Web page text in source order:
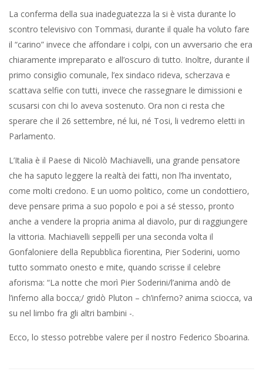
La conferma della sua inadeguatezza la si è vista durante lo
scontro televisivo con Tommasi, durante il quale ha voluto fare
il “carino” invece che affondare i colpi, con un avversario che era
chiaramente impreparato e all’oscuro di tutto. Inoltre, durante il
primo consiglio comunale, l’ex sindaco rideva, scherzava e
scattava selfie con tutti, invece che rassegnare le dimissioni e
scusarsi con chi lo aveva sostenuto. Ora non ci resta che
sperare che il 26 settembre, né lui, né Tosi, li vedremo eletti in
Parlamento.
L’Italia è il Paese di Nicolò Machiavelli, una grande pensatore
che ha saputo leggere la realtà dei fatti, non l’ha inventato,
come molti credono. E un uomo politico, come un condottiero,
deve pensare prima a suo popolo e poi a sé stesso, pronto
anche a vendere la propria anima al diavolo, pur di raggiungere
la vittoria. Machiavelli seppellì per una seconda volta il
Gonfaloniere della Repubblica fiorentina, Pier Soderini, uomo
tutto sommato onesto e mite, quando scrisse il celebre
aforisma: “La notte che morì Pier Soderini/l’anima andò de
l’inferno alla bocca;/ gridò Pluton – ch’inferno? anima sciocca, va
su nel limbo fra gli altri bambini -.
Ecco, lo stesso potrebbe valere per il nostro Federico Sboarina.